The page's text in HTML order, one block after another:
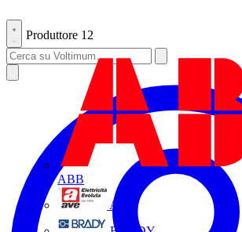
Produttore 12
ABB
AVE